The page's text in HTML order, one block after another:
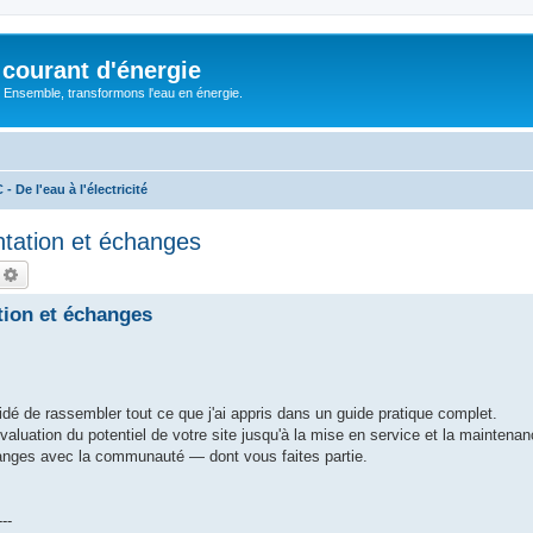
courant d'énergie
transformons l'eau en énergie.
- De l'eau à l'électricité
et échanges
et échanges
de rassembler tout ce que j'ai appris dans un guide pratique complet.
du potentiel de votre site jusqu'à la mise en service et la
avec la communauté — dont vous faites partie.